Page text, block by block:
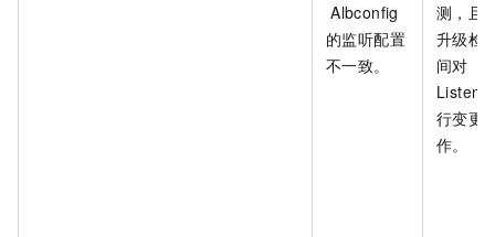
Albconfig
的监听配置
不一致。
测，且
升级检
间对
行变更
作。